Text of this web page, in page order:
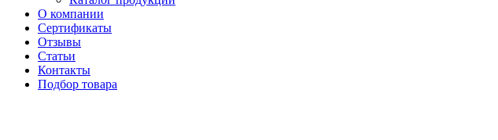
О компании
Сертификаты
Отзывы
Статьи
Контакты
Подбор товара